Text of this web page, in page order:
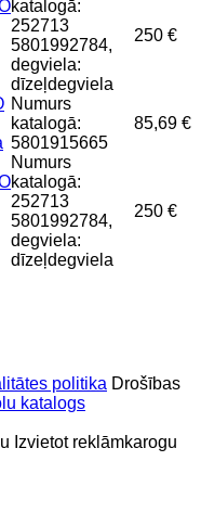
katalogā:
252713
5801992784,
degviela:
dīzeļdegviela
250 €
Numurs
katalogā:
5801915665
85,69 €
Numurs
katalogā:
252713
5801992784,
degviela:
dīzeļdegviela
250 €
politika Drošības
katalogs
Izvietot reklāmkarogu